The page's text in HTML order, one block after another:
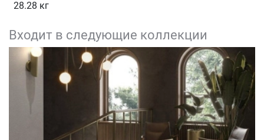
28.28 кг
Входит в следующие коллекции